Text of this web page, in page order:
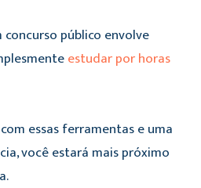
concurso público envolve
estudar por horas
essas ferramentas e uma
você estará mais próximo